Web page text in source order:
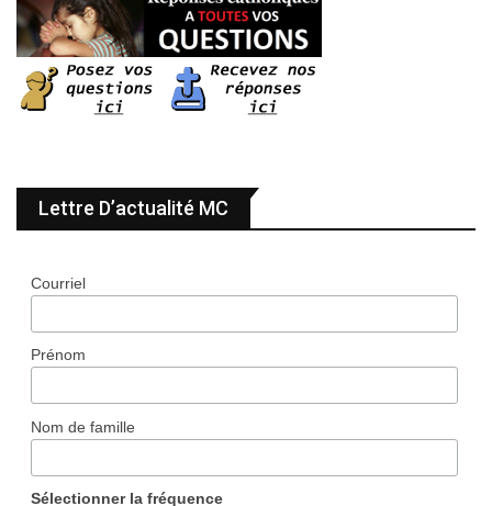
Lettre D’actualité MC
Courriel
Prénom
Nom de famille
Sélectionner la fréquence